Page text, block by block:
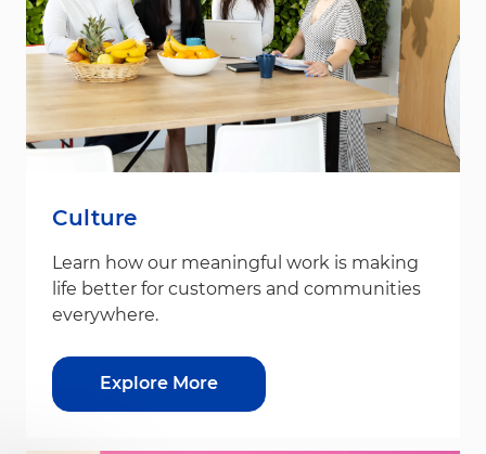
Culture
Learn how our meaningful work is making
life better for customers and communities
everywhere.
Explore More